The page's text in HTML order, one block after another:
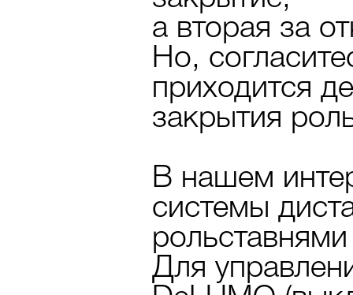
а вторая за
Но,
приходится
закрытия
В нашем
системы
Для